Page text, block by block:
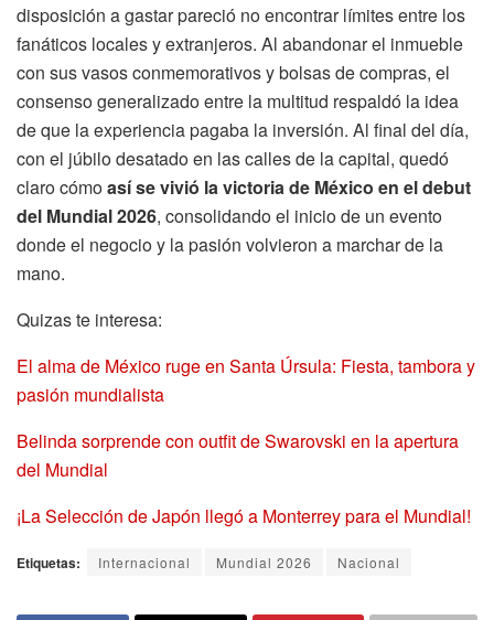
disposición a gastar pareció no encontrar límites entre los
fanáticos locales y extranjeros. Al abandonar el inmueble
con sus vasos conmemorativos y bolsas de compras, el
consenso generalizado entre la multitud respaldó la idea
de que la experiencia pagaba la inversión. Al final del día,
con el júbilo desatado en las calles de la capital, quedó
claro cómoasí se vivió la victoria de México en el debut
del Mundial 2026, consolidando el inicio de un evento
donde el negocio y la pasión volvieron a marchar de la
mano.
Quizas te interesa:
El alma de México ruge en Santa Úrsula: Fiesta, tambora y
pasión mundialista
Belinda sorprende con outfit de Swarovski en la apertura
del Mundial
¡La Selección de Japón llegó a Monterrey para el Mundial!
Etiquetas: Internacional Mundial 2026 Nacional